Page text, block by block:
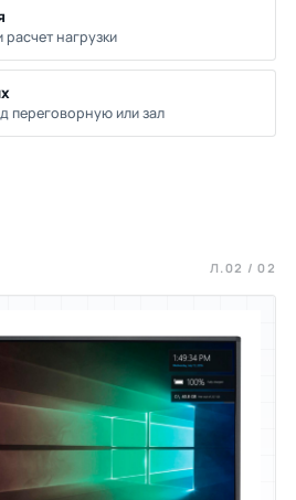
нагрузки
переговорную или зал
Л.02 / 02